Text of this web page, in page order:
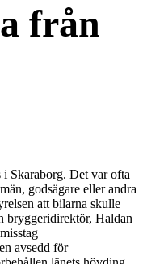
från
Skaraborg. Det var ofta
godsägare eller andra
att bilarna skulle
bryggeridirektör, Haldan
avsedd för